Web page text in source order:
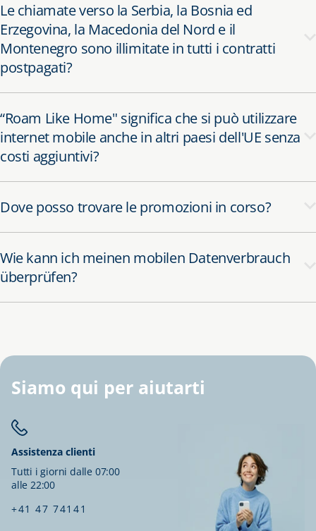
Le chiamate verso la Serbia, la Bosnia ed
Erzegovina, la Macedonia del Nord e il
Montenegro sono illimitate in tutti i contratti
postpagati?
“Roam Like Home" significa che si può utilizzare
internet mobile anche in altri paesi dell'UE senza
costi aggiuntivi?
Dove posso trovare le promozioni in corso?
Wie kann ich meinen mobilen Datenverbrauch
überprüfen?
Siamo qui per aiutarti
Assistenza clienti
Tutti i giorni dalle 07:00
alle 22:00
+41 47 74141